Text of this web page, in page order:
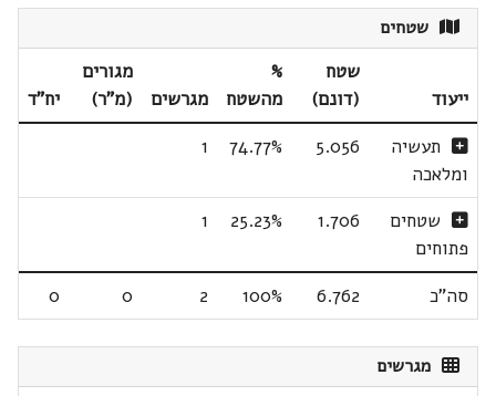
שטחים
ייעוד
שטח
(דונם)
%
מהשטח
מגרשים
מגורים
(מ"ר)
יח"ד
תעשיה
ומלאכה
5.056
74.77%
1
שטחים
פתוחים
1.706
25.23%
1
סה"כ 6.762
100%
2
0
0
מגרשים